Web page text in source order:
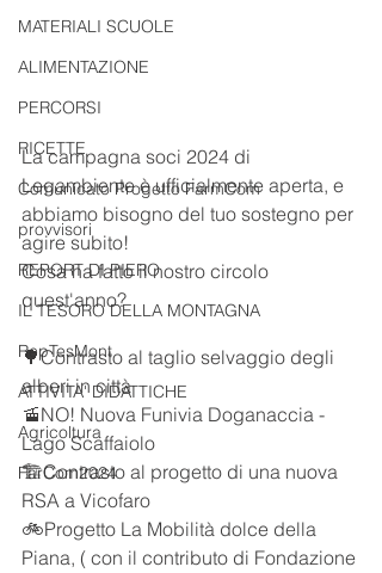
MATERIALI SCUOLE
ALIMENTAZIONE
PERCORSI
RICETTE
Comunicato Progetto FarmCom
provvisori
REPORT DI PIERO
IL TESORO DELLA MONTAGNA
RepTesMont
ATTIVITA' DIDATTICHE
Agricoltura
FarCom2024
La campagna soci 2024 di
Legambiente è ufficialmente aperta, e
abbiamo bisogno del tuo sostegno per
agire subito!
Cosa ha fatto il nostro circolo
quest'anno?
🌳Contrasto al taglio selvaggio degli
alberi in città
🚡NO! Nuova Funivia Doganaccia -
Lago Scaffaiolo
🏗️Contrasto al progetto di una nuova
RSA a Vicofaro
🚲Progetto La Mobilità dolce della
Piana, ( con il contributo di Fondazione